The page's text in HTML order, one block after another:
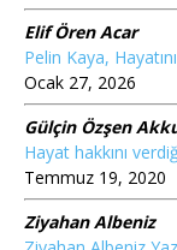
Elif Ören Acar
Pelin Kaya,
Ocak 27, 2026
Gülçin Özşen
Hayat hakkını
Temmuz 19, 2020
Ziyahan Albeniz